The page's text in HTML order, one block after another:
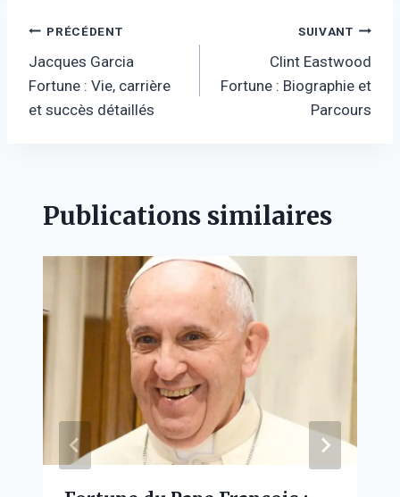
Navigation
de
l’article
PRÉCÉDENT
Jacques Garcia
Fortune : Vie, carrière
et succès détaillés
SUIVANT
Clint Eastwood
Fortune : Biographie et
Parcours
Publications similaires